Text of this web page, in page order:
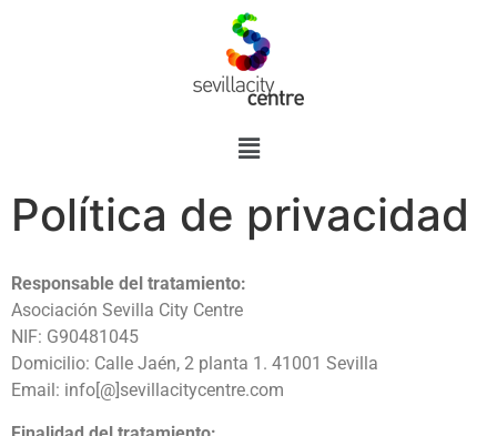
Política de privacidad
Responsable del tratamiento:
Asociación Sevilla City Centre
NIF: G90481045
Domicilio: Calle Jaén, 2 planta 1. 41001 Sevilla
Email: info[@]sevillacitycentre.com